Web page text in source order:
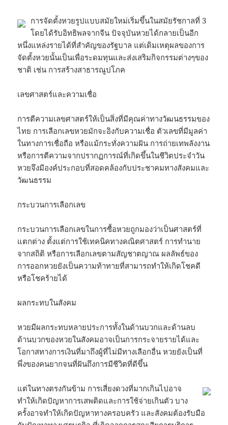
การจัดตั้งหวยรูปแบบสมัยใหม่เริ่มขึ้นในสมัยรัชกาลที่ 3
โดยได้รับอิทธิพลจากจีน ปัจจุบันหวยได้กลายเป็นอีก
หนึ่งแหล่งรายได้ที่สำคัญของรัฐบาล แต่เดิมเหตุผลของการ
จัดตั้งหวยนั้นเป็นเพื่อระดมทุนและส่งเสริมกิจกรรมต่างๆของ
ชาติ เช่น การสร้างสาธารณูปโภค
เลขศาสตร์และความเชื่อ
การตีความเลขศาสตร์ให้เป็นสิ่งที่มีคุณค่าทางวัฒนธรรมของ
ไทย การเลือกเลขหวยมักจะอิงกับความเชื่อ ตัวเลขที่มีมูลค่า
ในทางการเชื่อถือ หรือแม้กระทั่งความฝัน การถ่ายเทพลังงาน
หรือการตีความจากปรากฏการณ์ที่เกิดขึ้นในชีวิตประจำวัน
หวยจึงมีองค์ประกอบที่สอดคล้องกับประชาคมทางสังคมและ
วัฒนธรรม
กระบวนการเลือกเลข
กระบวนการเลือกเลขในการซื้อหวยถูกมองว่าเป็นศาสตร์ที่
แตกต่าง ตั้งแต่การใช้เทคนิคทางคณิตศาสตร์ การทำนาย
จากสถิติ หรือการเลือกเลขตามสัญชาตญาณ ผลลัพธ์ของ
การออกหวยยังเป็นความท้าทายที่สามารถทำให้เกิดโชคดี
หรือโชคร้ายได้
ผลกระทบในสังคม
หวยมีผลกระทบหลายประการทั้งในด้านบวกและด้านลบ
ด้านบวกของหวยในสังคมอาจเป็นการกระจายรายได้และ
โอกาสทางการเงินที่มาถึงผู้ที่ไม่มีทางเลือกอื่น หวยยังเป็นที่
พึ่งของคนยากจนที่ฝันถึงการมีชีวิตที่ดีขึ้น
แต่ในทางตรงกันข้าม การเสี่ยงดวงที่มากเกินไปอาจ
ทำให้เกิดปัญหาการเสพติดและการใช้จ่ายเกินตัว บาง
ครั้งอาจทำให้เกิดปัญหาทางครอบครัว และสังคมต้องรับมือ